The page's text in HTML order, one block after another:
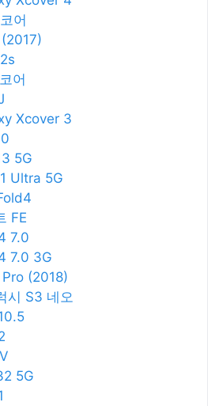
어
어
Xcover 3
5G
Ultra 5G
FE
7.0
7.0 3G
(2018)
시 S3 네오
5G